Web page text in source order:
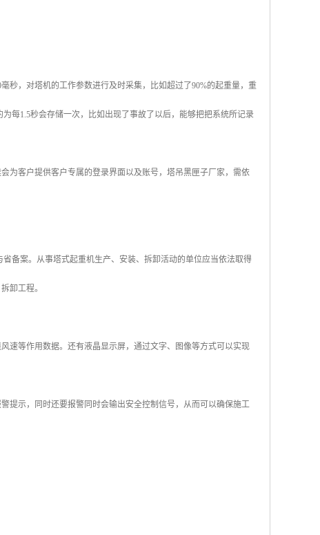
秒，对塔机的工作参数进行及时采集，比如超过了90%的起重量，重
每1.5秒会存储一次，比如出现了事故了以后，能够把把系统所记录
为客户提供客户专属的登录界面以及账号，塔吊黑匣子厂家，需依
备案。从事塔式起重机生产、安装、拆卸活动的单位应当依法取得
卸工程。
速等作用数据。还有液晶显示屏，通过文字、图像等方式可以实现
提示，同时还要报警同时会输出安全控制信号，从而可以确保施工